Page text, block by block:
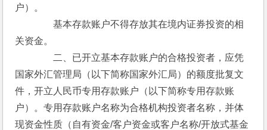
户）。
基本存款账户不得存放其在境内证券投资的相
关资金。
二、已开立基本存款账户的合格投资者，应凭
国家外汇管理局（以下简称国家外汇局）的额度批复文
件，开立人民币专用存款账户（以下简称专用存款账
户）。专用存款账户名称为合格机构投资者名称，并体
现资金性质（自有资金/客户资金或客户名称/开放式基金